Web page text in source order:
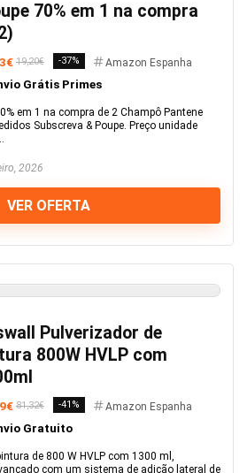
70% em 1 na compra
19,20€ -37% Amazon Espanha
Grátis Primes
em 1 na compra de 2 Champô Pantene
Subscreva & Poupe. Preço unidade
2026
VER OFERTA
Pulverizador de
800W HVLP com
81,32€ -41% Amazon Espanha
Gratuito
de 800 W HVLP com 1300 ml,
com um sistema de adição lateral de